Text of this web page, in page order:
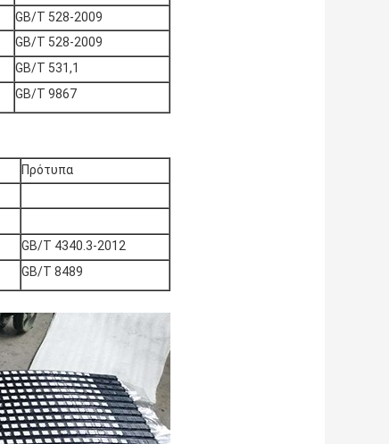
GB/T 528-2009
GB/T 528-2009
GB/T 531,1
GB/T 9867
Πρότυπα
GB/T 4340.3-2012
GB/T 8489